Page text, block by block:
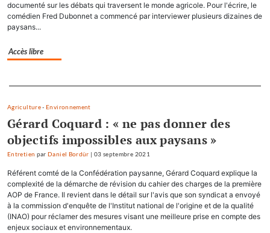
documenté sur les débats qui traversent le monde agricole. Pour l'écrire, le
comédien Fred Dubonnet a commencé par interviewer plusieurs dizaines de
paysans...
Accès libre
Separateur
Agriculture- Environnement
Gérard Coquard : « ne pas donner des
objectifs impossibles aux paysans »
Entretien par Daniel Bordür 03 septembre 2021
Référent comté de la Confédération paysanne, Gérard Coquard explique la
complexité de la démarche de révision du cahier des charges de la première
AOP de France. Il revient dans le détail sur l'avis que son syndicat a envoyé
à la commission d'enquête de l'Institut national de l'origine et de la qualité
(INAO) pour réclamer des mesures visant une meilleure prise en compte des
enjeux sociaux et environnementaux.